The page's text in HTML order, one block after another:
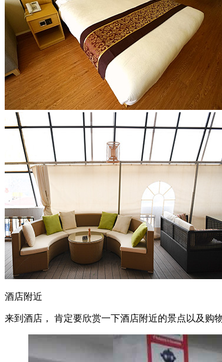
酒店附近
来到酒店， 肯定要欣赏一下酒店附近的景点以及购